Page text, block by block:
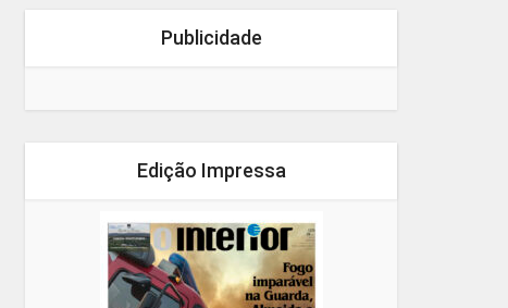
Publicidade
Edição Impressa